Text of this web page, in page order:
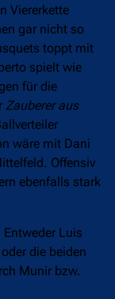
Viererkette
gar nicht so
toppt mit
spielt wie
für die
Zauberer aus
wäre mit Dani
Offensiv
ebenfalls stark
Luis
die beiden
Munir bzw.